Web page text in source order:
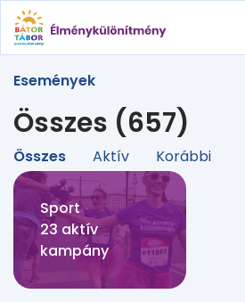
Események
Összes (657)
Összes Aktív Korábbi
Sport
23 aktív
kampány